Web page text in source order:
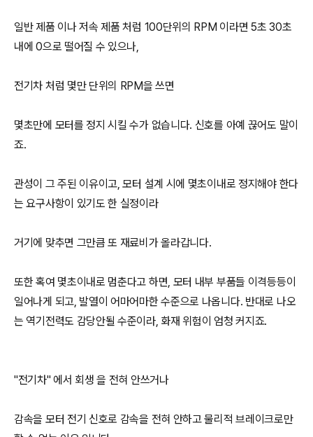
일반 제품 이나 저속 제품 처럼 100단위의 RPM 이라면 5초 30초
내에 0으로 떨어질 수 있으나,
전기차 처럼 몇만 단위의 RPM을 쓰면
몇초만에 모터를 정지 시킬 수가 없습니다. 신호를 아예 끊어도 말이
죠.
관성이 그 주된 이유이고, 모터 설계 시에 몇초이내로 정지해야 한다
는 요구사항이 있기도 한 실정이라
거기에 맞추면 그만큼 또 재료비가 올라갑니다.
또한 혹여 몇초이내로 멈춘다고 하면, 모터 내부 부품들 이격등등이
일어나게 되고, 발열이 어마어마한 수준으로 나옵니다. 반대로 나오
는 역기전력도 감당안될 수준이라, 화재 위험이 엄청 커지죠.
"전기차" 에서 회생 을 전혀 안쓰거나
감속을 모터 전기 신호로 감속을 전혀 안하고 물리적 브레이크로만